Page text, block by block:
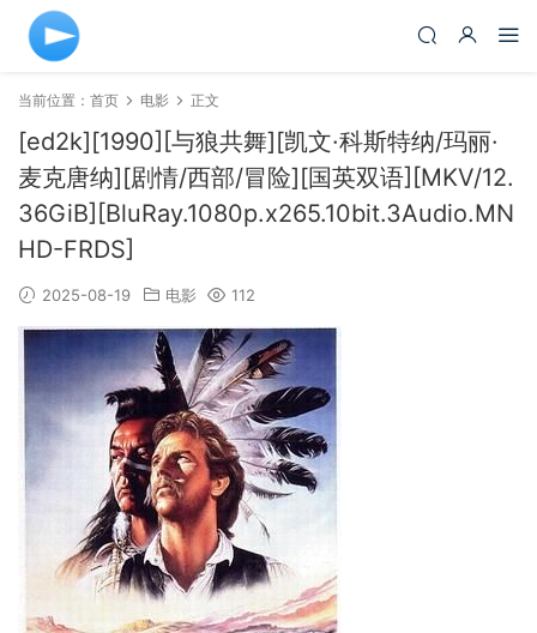
当前位置： 首页 电影 正文
[ed2k][1990][与狼共舞][凯文·科斯特纳/玛丽·
麦克唐纳][剧情/西部/冒险][国英双语][MKV/12.
36GiB][BluRay.1080p.x265.10bit.3Audio.MN
HD-FRDS]
2025-08-19 电影 112